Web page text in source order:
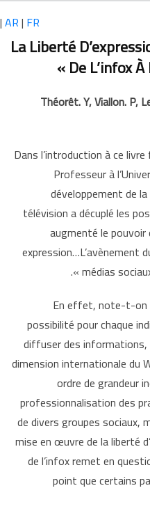
AR| FR
|
« La Liberté
De L’infox
Théorêt. Y, Viallon. P,
Dans l’introduction à ce
Professeur à
développement de
télévision a décuplé les
augmenté le
expression…L’avènement
médias
En effet, note-t-on
possibilité pour chaque
diffuser desinformations,
dimension internationaledu
ordre de grandeur
professionnalisation des
de divers groupes sociaux,
mise en œuvrede la liberté
de l’infox remet en
point que certains